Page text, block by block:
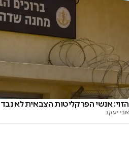
הזוי: אנשי הפרקליטות הצבאית לא
אבי יעקב